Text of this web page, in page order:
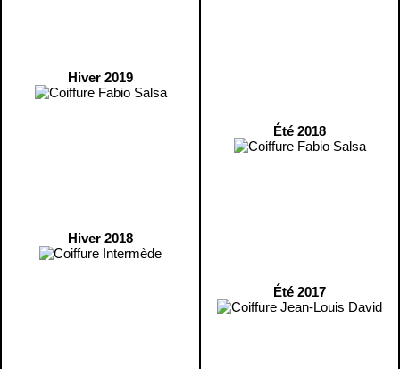
Hiver 2019
Hiver 2018
Été 2018
Été 2017